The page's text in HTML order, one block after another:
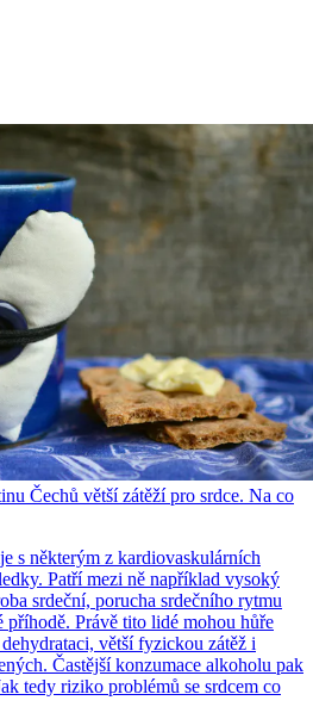
Čechů větší zátěží pro srdce. Na co
s některým z kardiovaskulárních
Patří mezi ně například vysoký
srdeční, porucha srdečního rytmu
příhodě. Právě tito lidé mohou hůře
větší fyzickou zátěž i
Častější konzumace alkoholu pak
tedy riziko problémů se srdcem co